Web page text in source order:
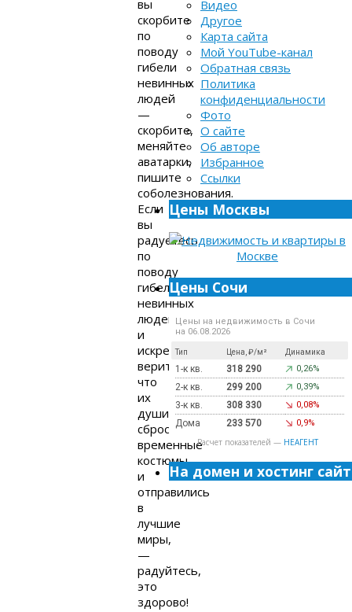
вы
скорбите
по
поводу
гибели
невинных
людей
—
скорбите,
меняйте
аватарки,
пишите
соболезнования.
Если
вы
радуетесь
по
поводу
гибели
невинных
людей
и
искренне
верите,
что
их
души
сбросили
временные
костюмы
и
отправились
в
лучшие
миры,
—
радуйтесь,
это
здорово!
Видео
Другое
Карта сайта
Мой YouTube-канал
Обратная связь
Политика
конфиденциальности
Фото
О сайте
Об авторе
Избранное
Ссылки
Цены Москвы
Цены Сочи
Цены на недвижимость в Сочи
на 06.08.2026
Тип Цена, ₽/м² Динамика
1-к кв. 318 290 0,26%
2-к кв. 299 200 0,39%
3-к кв. 308 330 0,08%
Дома 233 570 0,9%
Расчет показателей — НЕАГЕНТ
На домен и хостинг